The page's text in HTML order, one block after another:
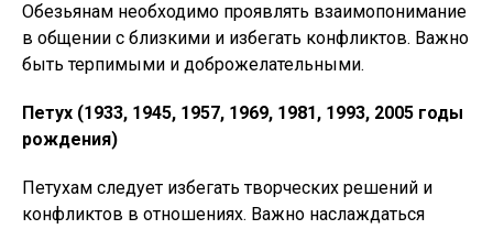
Обезьянам необходимо проявлять взаимопонимание
в общении с близкими и избегать конфликтов. Важно
быть терпимыми и доброжелательными.
Петух (1933, 1945, 1957, 1969, 1981, 1993, 2005 годы
рождения)
Петухам следует избегать творческих решений и
конфликтов в отношениях. Важно наслаждаться